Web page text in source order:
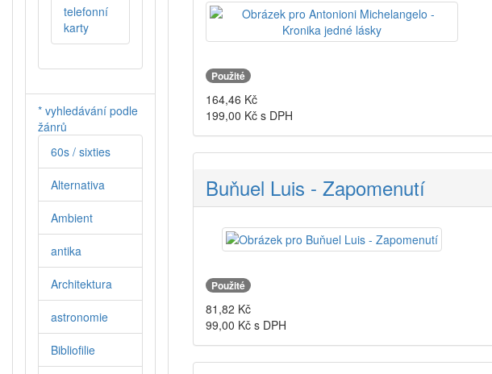
Použité
164,46 Kč
199,00 Kč s DPH
Buňuel Luis - Zapomenutí
Použité
81,82 Kč
99,00 Kč s DPH
telefonní
karty
* vyhledávání podle
žánrů
60s / sixties
Alternativa
Ambient
antika
Architektura
astronomie
Bibliofilie